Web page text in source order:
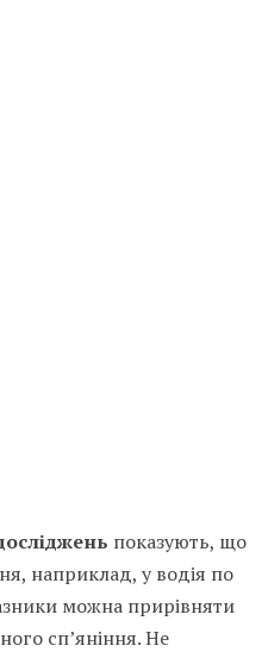
показують, що
наприклад, у водія по
можна прирівняти
сп’яніння. Не